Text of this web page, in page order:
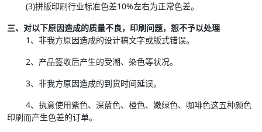
(3)拼版印刷行业标准色差10%左右为正常色差。
三、对以下原因造成的质量不良，印刷问题，恕不予以处理
1、非我方原因造成的设计稿文字或版式错误。
2、产品签收后产生的受潮、染色等状况。
3、非我方原因造成的到货时间延误。
4、执意使用紫色、深蓝色、橙色、嫩绿色、咖啡色这五种颜色
印刷而产生色差的订单。